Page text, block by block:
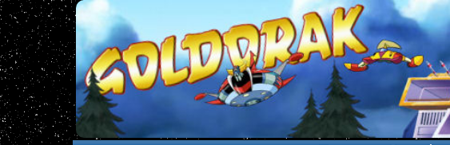
WWW.GOLDORAKGO.COM
le site de la Lune Rouge